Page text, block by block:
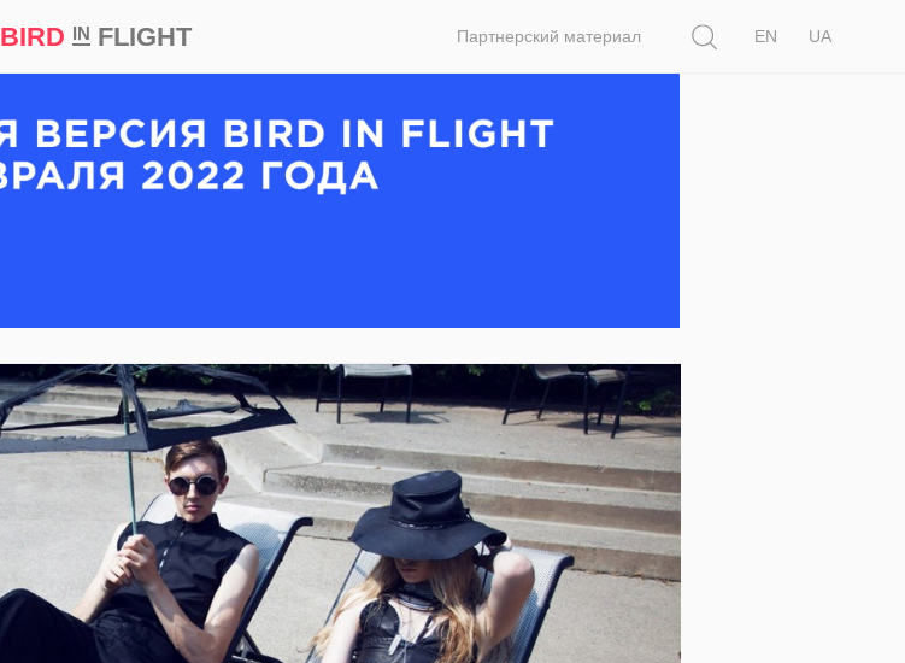
BIRD INFLIGHT Партнерский материал
EN
UA